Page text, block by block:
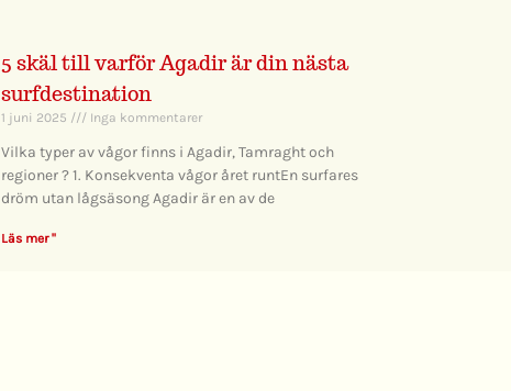
5 skäl till varför Agadir är din nästa
surfdestination
1 juni 2025 Inga kommentarer
Vilka typer av vågor finns i Agadir, Tamraght och
regioner ? 1. Konsekventa vågor året runtEn surfares
dröm utan lågsäsong Agadir är en av de
Läs mer "